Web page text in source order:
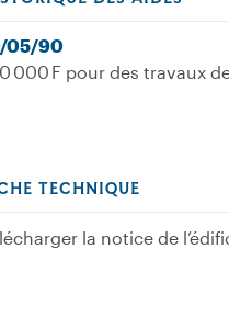
05/90
000 F pour des travaux
TECHNIQUE
la notice de